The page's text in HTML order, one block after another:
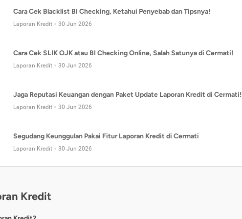
Cara Cek Blacklist BI Checking, Ketahui Penyebab dan Tipsnya!
Laporan Kredit 30 Jun 2026
Cara Cek SLIK OJK atau BI Checking Online, Salah Satunya di Cermati!
Laporan Kredit 30 Jun 2026
Jaga Reputasi Keuangan dengan Paket Update Laporan Kredit di Cermati!
Laporan Kredit 30 Jun 2026
Segudang Keunggulan Pakai Fitur Laporan Kredit di Cermati
Laporan Kredit 30 Jun 2026
Kredit